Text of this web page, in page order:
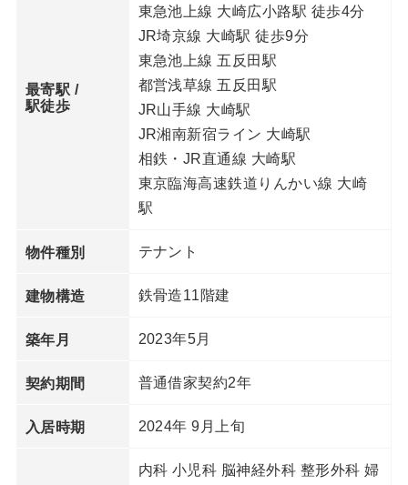
最寄駅 /
駅徒歩
東急池上線 大崎広小路駅 徒歩4分
JR埼京線 大崎駅 徒歩9分
東急池上線 五反田駅
都営浅草線 五反田駅
JR山手線 大崎駅
JR湘南新宿ライン 大崎駅
相鉄・JR直通線 大崎駅
東京臨海高速鉄道りんかい線 大崎
駅
物件種別 テナント
建物構造 鉄骨造11階建
築年月 2023年5月
契約期間 普通借家契約2年
入居時期 2024年 9月上旬
内科 小児科 脳神経外科 整形外科 婦